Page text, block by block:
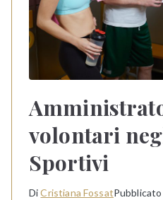
volontari
Sportivi
DiCristiana FossatPubblicato